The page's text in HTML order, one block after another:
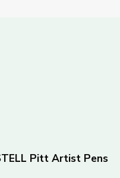
Pitt Artist Pens